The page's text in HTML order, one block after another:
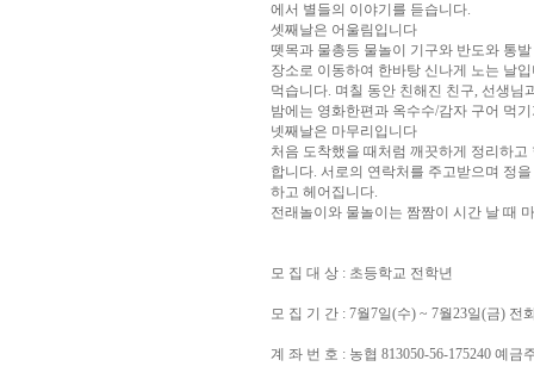
에서 별들의 이야기를 듣습니다.
셋째날은 어울림입니다
뗏목과 물총등 물놀이 기구와 반도와 통
장소로 이동하여 한바탕 신나게 노는 날
먹습니다. 며칠 동안 친해진 친구, 선생님
밤에는 영화한편과 옥수수/감자 구어 먹
넷째날은 마무리입니다
처음 도착했을 때처럼 깨끗하게 정리하
합니다. 서로의 연락처를 주고받으며 정
하고 헤어집니다.
전래놀이와 물놀이는 짬짬이 시간 날 때
모 집 대 상 : 초등학교 전학년
모 집 기 간 : 7월7일(수) ~ 7월23일(금) 전
계 좌 번 호 : 농협 813050-56-175240 예금